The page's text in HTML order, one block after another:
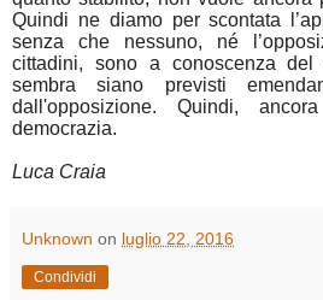
Quindi ne diamo per scontata
senza che nessuno, né
cittadini, sono a conoscenza del
sembra siano previsti
dall'opposizione. Quindi,
democrazia.
Luca Craia
Unknown on luglio 22, 2016
Condividi